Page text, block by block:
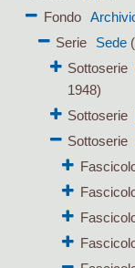
Fondo
Serie
Sede
Sottoserie
1948)
Sottoserie
Sottoserie